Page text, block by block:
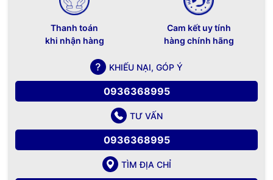
Thanh toán
khi nhận hàng
Cam kết uy tính
hàng chính hãng
KHIẾU NẠI, GÓP Ý
0936368995
TƯ VẤN
0936368995
TÌM ĐỊA CHỈ